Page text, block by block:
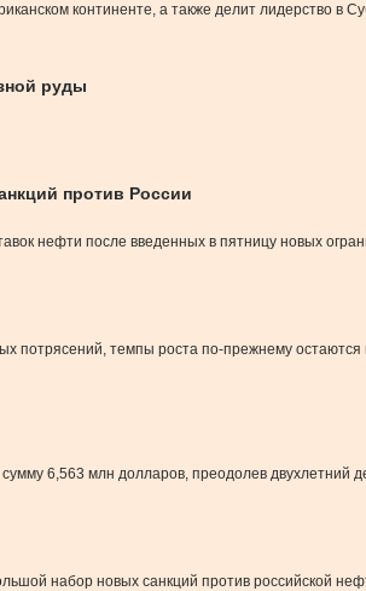
континенте, а также делит лидерство
руды
против России
нефти после введенных в пятницу новых
потрясений, темпы роста по-прежнему
6,563 млн долларов, преодолев двухлетний
набор новых санкций против российской